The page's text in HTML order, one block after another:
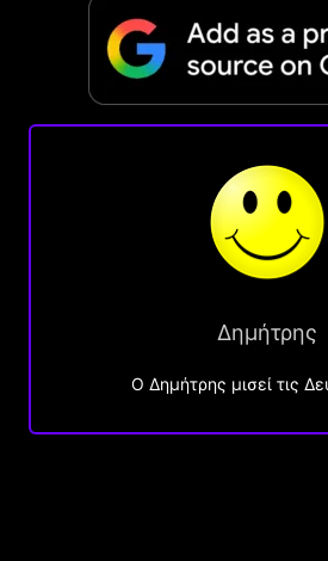
Δημήτρης
O Δημήτρης μισεί τις